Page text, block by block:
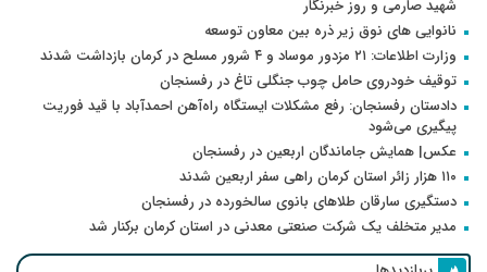
شهید صارمی و روز خبرنگار
نانوایی های نوق زیر ذره بین معاون توسعه
وزارت اطلاعات: ۲۱ مزدور موساد و ۴ شرور مسلح در کرمان بازداشت شدند
توقیف خودروی حامل چوب جنگلی تاغ در رفسنجان
دادستان رفسنجان: رفع مشکلات ایستگاه راه‌آهن احمدآباد با قید فوریت
پیگیری می‌شود
عکس| همایش جاماندگان اربعین در رفسنجان
۱۱۰ هزار زائر استان کرمان راهی سفر اربعین شدند
دستگیری سارقان طلاهای بانوی سالخورده در رفسنجان
مدیر متخلف یک شرکت صنعتی معدنی در استان کرمان برکنار شد